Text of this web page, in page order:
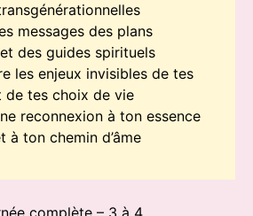
messages des plans
des guides spirituels
les enjeux invisibles de tes
de tes choix de vie
reconnexion à ton essence
à ton chemin d’âme
complète – 3 à 4